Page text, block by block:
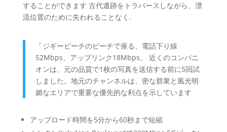
することができます 古代遺跡をトラバースしながら、漂
流位置のために失われることなく.
「ジギービーチのビーチで座る、電話下り線
52Mbps、アップリンク18Mbps。 近くのコンパニ
オンは、元の品質で1枚の写真を送信する前に5回試
しました。地元のチャンネルは、密な群衆と風光明
媚なエリアで重要な優先的な利点を示しています
アップロード時間を5分から60秒まで短縮